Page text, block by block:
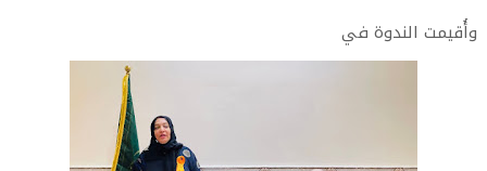
وأُقيمت الندوة في